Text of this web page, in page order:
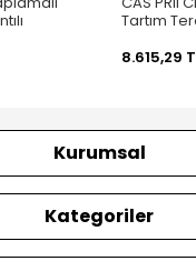
Tartım
8.615,29
Kurumsal
Kategoriler